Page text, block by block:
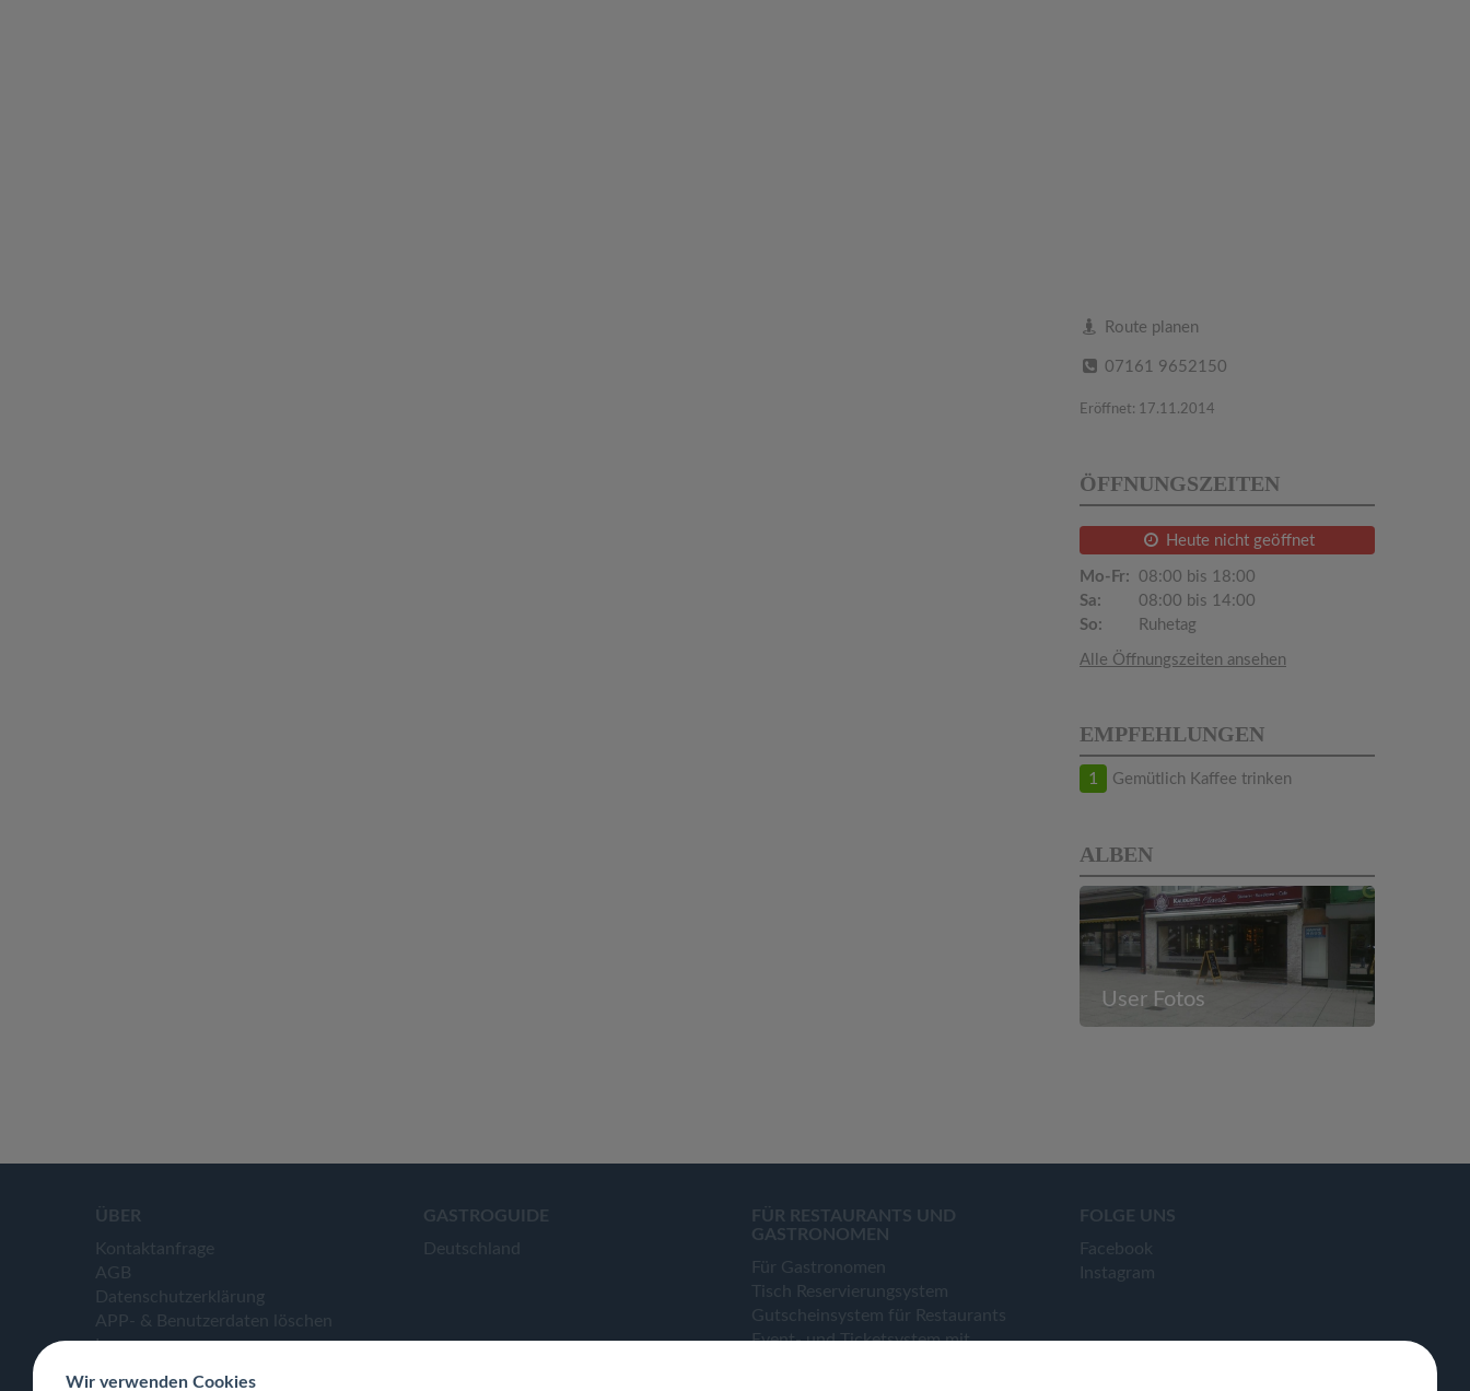
Route planen
07161 9652150
Eröffnet: 17.11.2014
ÖFFNUNGSZEITEN
Heute nicht geöffnet
Mo-Fr: 08:00 bis 18:00
Sa:
08:00 bis 14:00
So:
Ruhetag
Alle Öffnungszeiten ansehen
EMPFEHLUNGEN
1 Gemütlich Kaffee trinken
ALBEN
User Fotos
ÜBER
Kontaktanfrage
AGB
Datenschutzerklärung
APP- & Benutzerdaten löschen
Impressum
GASTROGUIDE
Deutschland
FÜR RESTAURANTS UND
GASTRONOMEN
Für Gastronomen
Tisch Reservierungsystem
Gutscheinsystem für Restaurants
Event- und Ticketsystem mit
FOLGE UNS
Facebook
Instagram
Wir verwenden Cookies